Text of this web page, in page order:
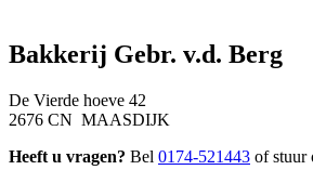
Bakkerij Gebr. v.d. Berg
De Vierde hoeve 42
2676 CN MAASDIJK
Heeft u vragen? Bel 0174-521443 of stuur